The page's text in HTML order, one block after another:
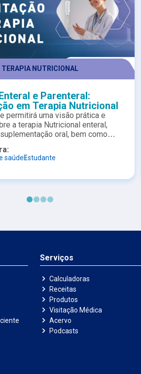
TERAPIA NUTRICIONAL
e Parenteral:
em Terapia Nutricional
permitirá uma visão prática e
a terapia Nutricional enteral,
oral, bem como
qualidade. Ele é apoiado pela
e com certificado garantindo
saúdeEstudante
Serviços
Calculadoras
Receitas
Produtos
Visitação Médica
Acervo
Podcasts